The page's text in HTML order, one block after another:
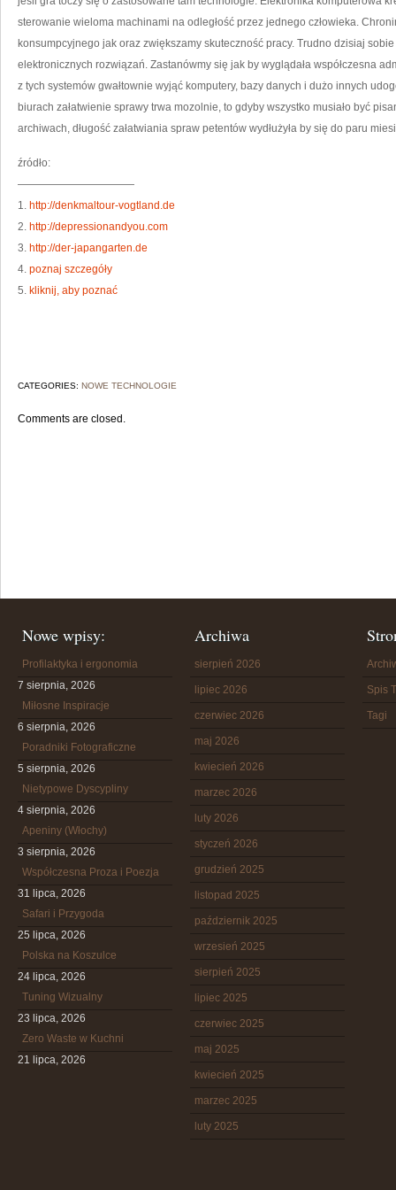
sterowanie wieloma machinami na odległość przez jednego człowieka.
konsumpcyjnego jak oraz zwiększamy skuteczność pracy. Trudno dzisiaj
elektronicznych rozwiązań. Zastanówmy się jak by wyglądała współczesna
z tych systemów gwałtownie wyjąć komputery, bazy danych i dużo innych
biurach załatwienie sprawy trwa mozolnie, to gdyby wszystko musiało być
archiwach, długość załatwiania spraw petentów wydłużyła by się do paru
źródło:
———————————
1. http://denkmaltour-vogtland.de
2. http://depressionandyou.com
3. http://der-japangarten.de
4. poznaj szczegóły
5. kliknij, aby poznać
CATEGORIES: NOWE TECHNOLOGIE
Comments are closed.
Nowe wpisy:
Profilaktyka i ergonomia
7 sierpnia, 2026
Miłosne Inspiracje
6 sierpnia, 2026
Poradniki Fotograficzne
5 sierpnia, 2026
Nietypowe Dyscypliny
4 sierpnia, 2026
Apeniny (Włochy)
3 sierpnia, 2026
Współczesna Proza i Poezja
31 lipca, 2026
Safari i Przygoda
25 lipca, 2026
Polska na Koszulce
24 lipca, 2026
Tuning Wizualny
23 lipca, 2026
Zero Waste w Kuchni
21 lipca, 2026
Archiwa
sierpień 2026
lipiec 2026
czerwiec 2026
maj 2026
kwiecień 2026
marzec 2026
luty 2026
styczeń 2026
grudzień 2025
listopad 2025
październik 2025
wrzesień 2025
sierpień 2025
lipiec 2025
czerwiec 2025
maj 2025
kwiecień 2025
marzec 2025
luty 2025
Spis
Tagi